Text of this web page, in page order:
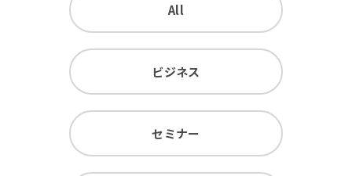
All
ビジネス
セミナー